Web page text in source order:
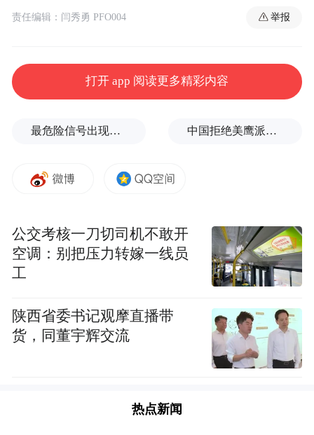
责任编辑：闫秀勇 PFO004 举报
打开 app 阅读更多精彩内容
最危险信号出现！全球能源大动脉岌岌可危 中国拒绝美鹰派副防长访华？弦外之音被热议
公交考核一刀切司机不敢开
空调：别把压力转嫁一线员
工
陕西省委书记观摩直播带
货，同董宇辉交流
热点新闻